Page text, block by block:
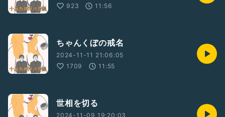
923
11:56
ちゃんくぼの戒名
2024-11-11 21:06:05
1709
11:55
世相を切る
2024-11-09 19:20:03